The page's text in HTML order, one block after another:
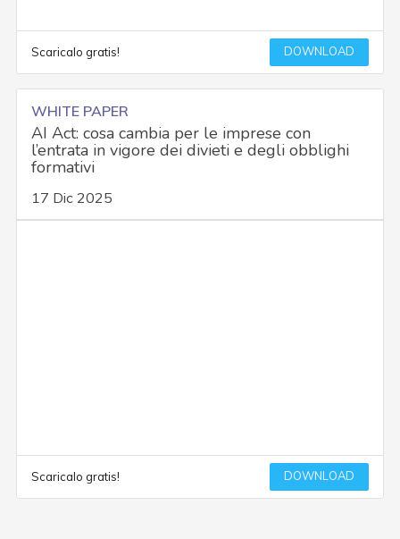
Scaricalo gratis! DOWNLOAD
WHITE PAPER
AI Act: cosa cambia per le imprese con
l’entrata in vigore dei divieti e degli obblighi
formativi
17 Dic 2025
Scaricalo gratis! DOWNLOAD